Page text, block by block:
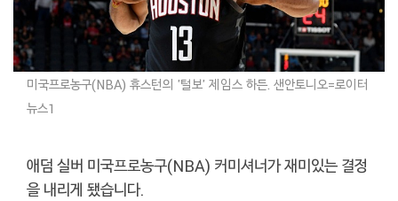
미국프로농구(NBA) 휴스턴의 '털보' 제임스 하든. 샌안토니오=로이터
뉴스1
애덤 실버 미국프로농구(NBA) 커미셔너가 재미있는 결정
을 내리게 됐습니다.